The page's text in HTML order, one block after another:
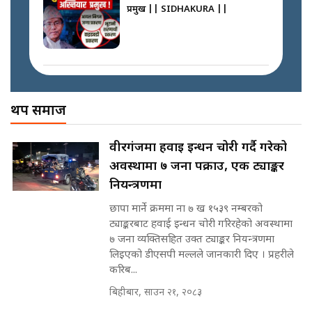
छैन खाली बेड || SIDHAKURA ||
SIDHAKURA
इनड्राइभ || SIDHAKURA ||
राष्ट्रिय सवालमा ९ दल एकजुट ||
Prachanda, Rabi, Gagan Stand
on the Same Page ||
SIDHAKURA ||
सहकारी पीडितसँग मन्त्री प्रतिभा रावलले
भनिन्–साथ दिनुहोस्, दबाब होइन ||
Sidhakura || Pratibha Rawal
प्रमुख || SIDHAKURA ||
SIDHAKURA
पोप्पोको पासोः कमाउने लोभमा घरबार नै
उठिबास | The Dark Side of
'Poppo Live'-SIDHAKURA
INVESTIGATION
मन्त्री आउने बित्तिकै सुरु भएको थियो
घुसको डिल || Raj Kumar Gupta ||
SIDHAKURA ||
थप समाज
वीरगंजमा हवाई इन्धन चोरी गर्दै गरेको
अवस्थामा ७ जना पक्राउ, एक ट्याङ्कर
नियन्त्रणमा
छापा मार्ने क्रममा ना ७ ख १५३९ नम्बरको
ट्याङ्करबाट हवाई इन्धन चोरी गरिरहेको अवस्थामा
७ जना व्यक्तिसहित उक्त ट्याङ्कर नियन्त्रणमा
लिइएको डीएसपी मल्लले जानकारी दिए । प्रहरीले
करिब...
बिहीबार, साउन २१, २०८३